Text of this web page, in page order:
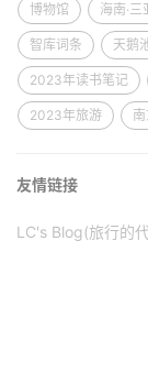
博物馆 海南·三
智库词条 天鹅
2023年读书笔记
2023年旅游
友情链接
LC's Blog(旅行的